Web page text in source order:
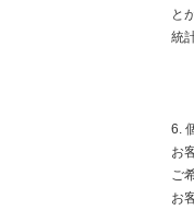
と
統
6.
お
ご
お